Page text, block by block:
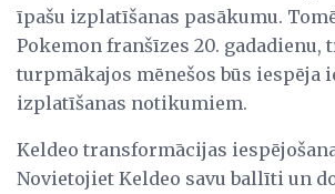
īpašu izplatīšanas pasākumu.
Pokemon franšīzes 20. gadadienu,
turpmākajos mēnešos būs iespēja
izplatīšanas notikumiem.
Keldeo transformācijas
Novietojiet Keldeo savu ballīti un